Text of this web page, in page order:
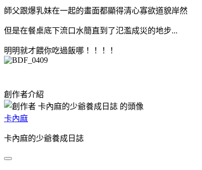
師父跟爆乳妹在一起的畫面都顯得清心寡欲道貌岸然
但是在餐桌底下流口水簡直到了氾濫成災的地步...
明明就才餵你吃過飯哪！！！！
創作者介紹
卡內麻
卡內麻的少爺養成日誌